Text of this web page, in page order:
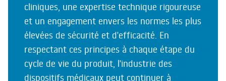
cliniques, une expertise technique rigoureuse
et un engagement envers les normes les plus
élevées de sécurité et d'efficacité. En
respectant ces principes à chaque étape du
cycle de vie du produit, l'industrie des
dispositifs médicaux peut continuer à